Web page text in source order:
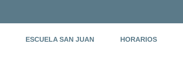
ESCUELA SAN JUAN HORARIOS